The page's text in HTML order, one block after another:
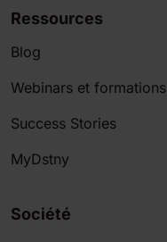
Ressources
Blog
Webinars et formations
Success Stories
MyDstny
Société